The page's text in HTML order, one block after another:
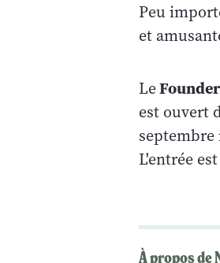
Peu
et
Le
est ouvert
septembre
L'entrée
À propos de